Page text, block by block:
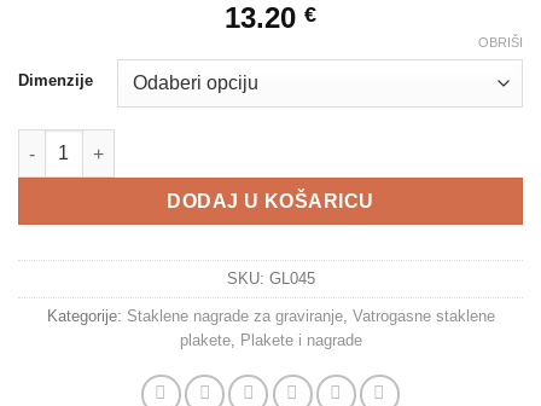
13.20 €
Dimenzije
OBRIŠI
Staklena plaketa GL045 Crvena količina
DODAJ U KOŠARICU
SKU: GL045
Kategorije: Staklene nagrade za graviranje, Vatrogasne staklene
plakete, Plakete i nagrade